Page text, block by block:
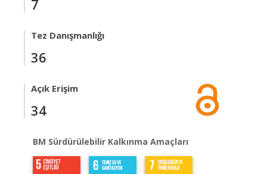
7
Tez Danışmanlığı
36
Açık Erişim
34
BM Sürdürülebilir Kalkınma Amaçları